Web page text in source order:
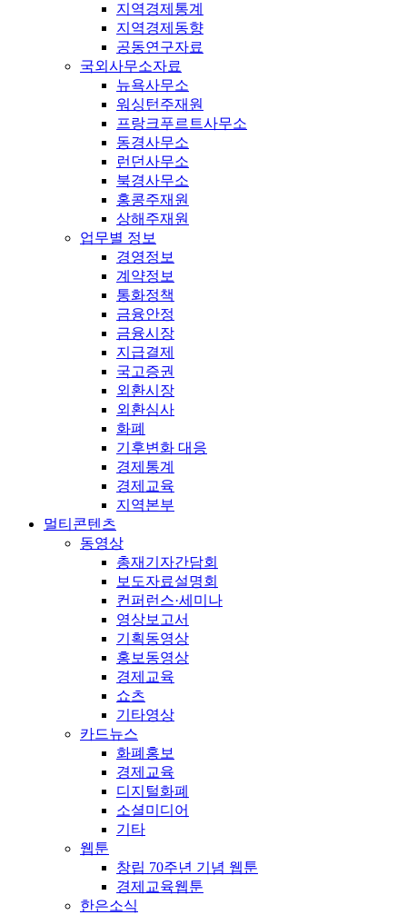
지역경제통계
지역경제동향
공동연구자료
국외사무소자료
뉴욕사무소
워싱턴주재원
프랑크푸르트사무소
동경사무소
런던사무소
북경사무소
홍콩주재원
상해주재원
업무별 정보
경영정보
계약정보
통화정책
금융안정
금융시장
지급결제
국고증권
외환시장
외환심사
화폐
기후변화 대응
경제통계
경제교육
지역본부
멀티콘텐츠
동영상
총재기자간담회
보도자료설명회
컨퍼런스·세미나
영상보고서
기획동영상
홍보동영상
경제교육
쇼츠
기타영상
카드뉴스
화폐홍보
경제교육
디지털화폐
소셜미디어
기타
웹툰
창립 70주년 기념 웹툰
경제교육웹툰
한은소식